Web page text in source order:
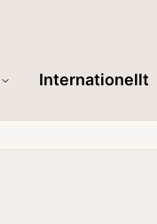
Internationellt